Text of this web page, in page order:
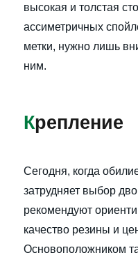
высокая и толстая
ассиметричных
метки, нужно лишь
ним.
Крепление
Сегодня, когда
затрудняет выбор
рекомендуют
качество резины и
Основоположником